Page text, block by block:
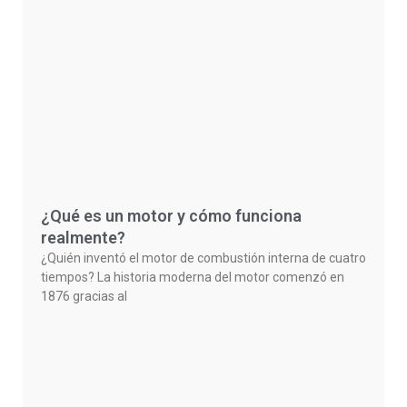
¿Qué es un motor y cómo funciona
realmente?
¿Quién inventó el motor de combustión interna de cuatro
tiempos? La historia moderna del motor comenzó en
1876 gracias al